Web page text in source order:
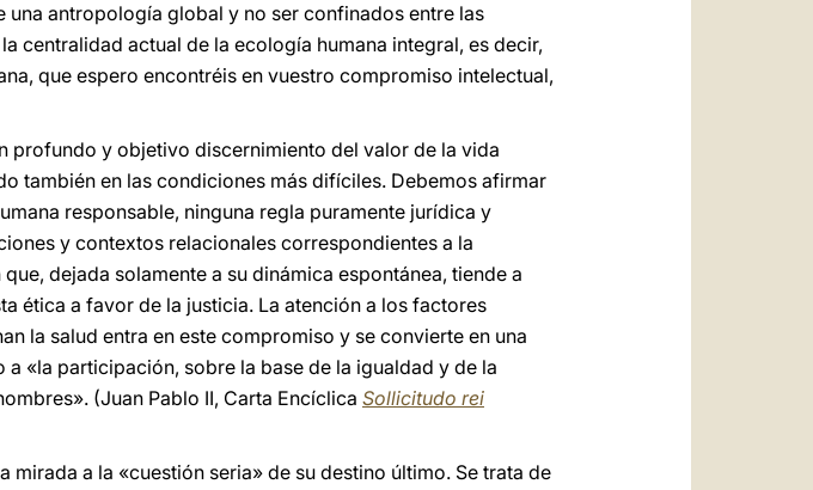
antropología global y no ser confinados entre las
centralidad actual de la ecología humana integral, es decir,
que espero encontréis en vuestro compromiso intelectual,
profundo y objetivo discernimiento del valor de la vida
también en las condiciones más difíciles. Debemos afirmar
responsable, ninguna regla puramente jurídica y
y contextos relacionales correspondientes a la
dejada solamente a su dinámica espontánea, tiende a
ética a favor de la justicia. La atención a los factores
la salud entra en este compromiso y se convierte en una
«la participación, sobre la base de la igualdad y de la
(Juan Pablo II, Carta Encíclica Sollicitudo rei
a la «cuestión seria» de su destino último. Se trata de